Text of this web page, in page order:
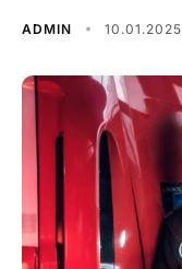
ADMIN 10.01.2025